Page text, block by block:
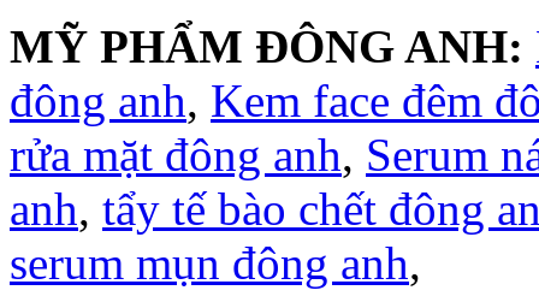
MỸ PHẨM ĐÔNG ANH:
đông anh, Kem face đêm
rửa mặt đông anh, Serum
anh, tẩy tế bào chết đông
serum mụn đông anh,